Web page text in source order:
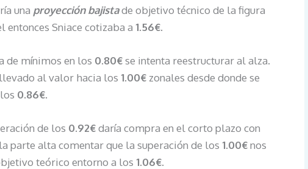
una proyección bajistade objetivo técnico de la figura
entonces Sniace cotizaba a 1.56€.
de mínimos en los 0.80€se intenta reestructurar al alza.
al valor hacia los 1.00€ zonales desde donde se
0.86€.
de los 0.92€daría compra en el corto plazo con
parte alta comentar que la superación de los 1.00€nos
teórico entorno a los 1.06€.